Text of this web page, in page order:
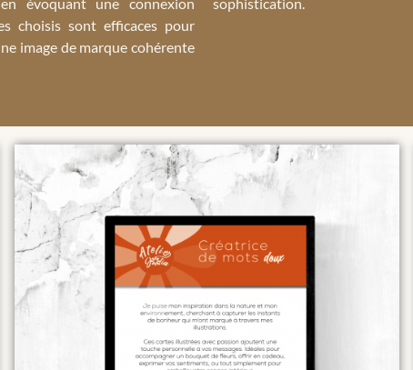
choisis sont efficaces pour
image de marque cohérente